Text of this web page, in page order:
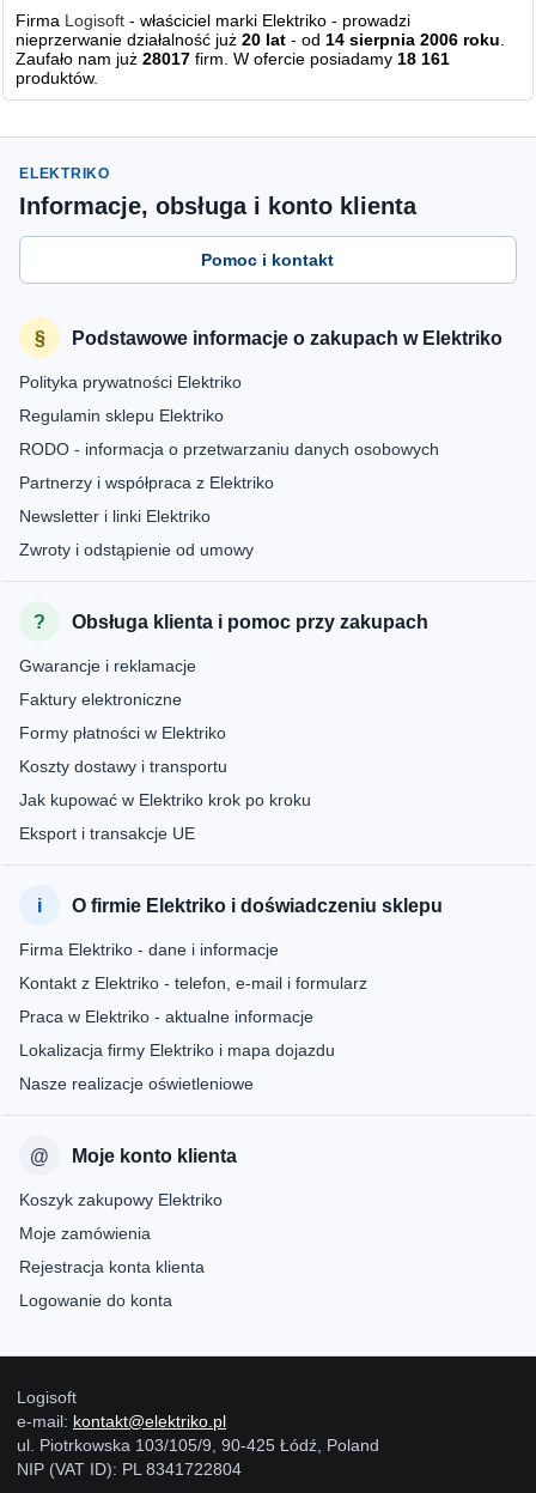
Firma Logisoft - właściciel marki Elektriko - prowadzi
nieprzerwanie działalność już20 lat - od14 sierpnia 2006 roku.
Zaufało nam już28017 firm. W ofercie posiadamy18 161
produktów.
ELEKTRIKO
Informacje, obsługa i konto klienta
Pomoc i kontakt
Podstawowe informacje o zakupach w Elektriko
Polityka prywatności Elektriko
Regulamin sklepu Elektriko
RODO - informacja o przetwarzaniu danych osobowych
Partnerzy i współpraca z Elektriko
Newsletter i linki Elektriko
Zwroty i odstąpienie od umowy
Obsługa klienta i pomoc przy zakupach
Gwarancje i reklamacje
Faktury elektroniczne
Formy płatności w Elektriko
Koszty dostawy i transportu
Jak kupować w Elektriko krok po kroku
Eksport i transakcje UE
O firmie Elektriko i doświadczeniu sklepu
Firma Elektriko - dane i informacje
Kontakt z Elektriko - telefon, e-mail i formularz
Praca w Elektriko - aktualne informacje
Lokalizacja firmy Elektriko i mapa dojazdu
Nasze realizacje oświetleniowe
Moje konto klienta
Koszyk zakupowy Elektriko
Moje zamówienia
Rejestracja konta klienta
Logowanie do konta
Logisoft
e-mail: kontakt@elektriko.pl
ul. Piotrkowska 103/105/9, 90-425 Łódź, Poland
NIP (VAT ID): PL 8341722804